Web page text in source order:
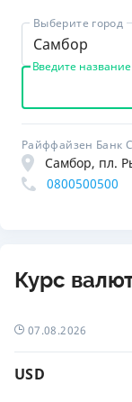
Выберите город
Самбор
Введите
Райффайзен Банк
Самбор, пл.
0800500500
Курс
07.08.2026
USD